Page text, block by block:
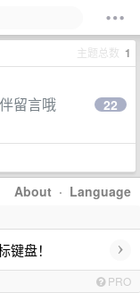
主题总数 1
留言哦 22
About · Language
盘！ ›
PRO